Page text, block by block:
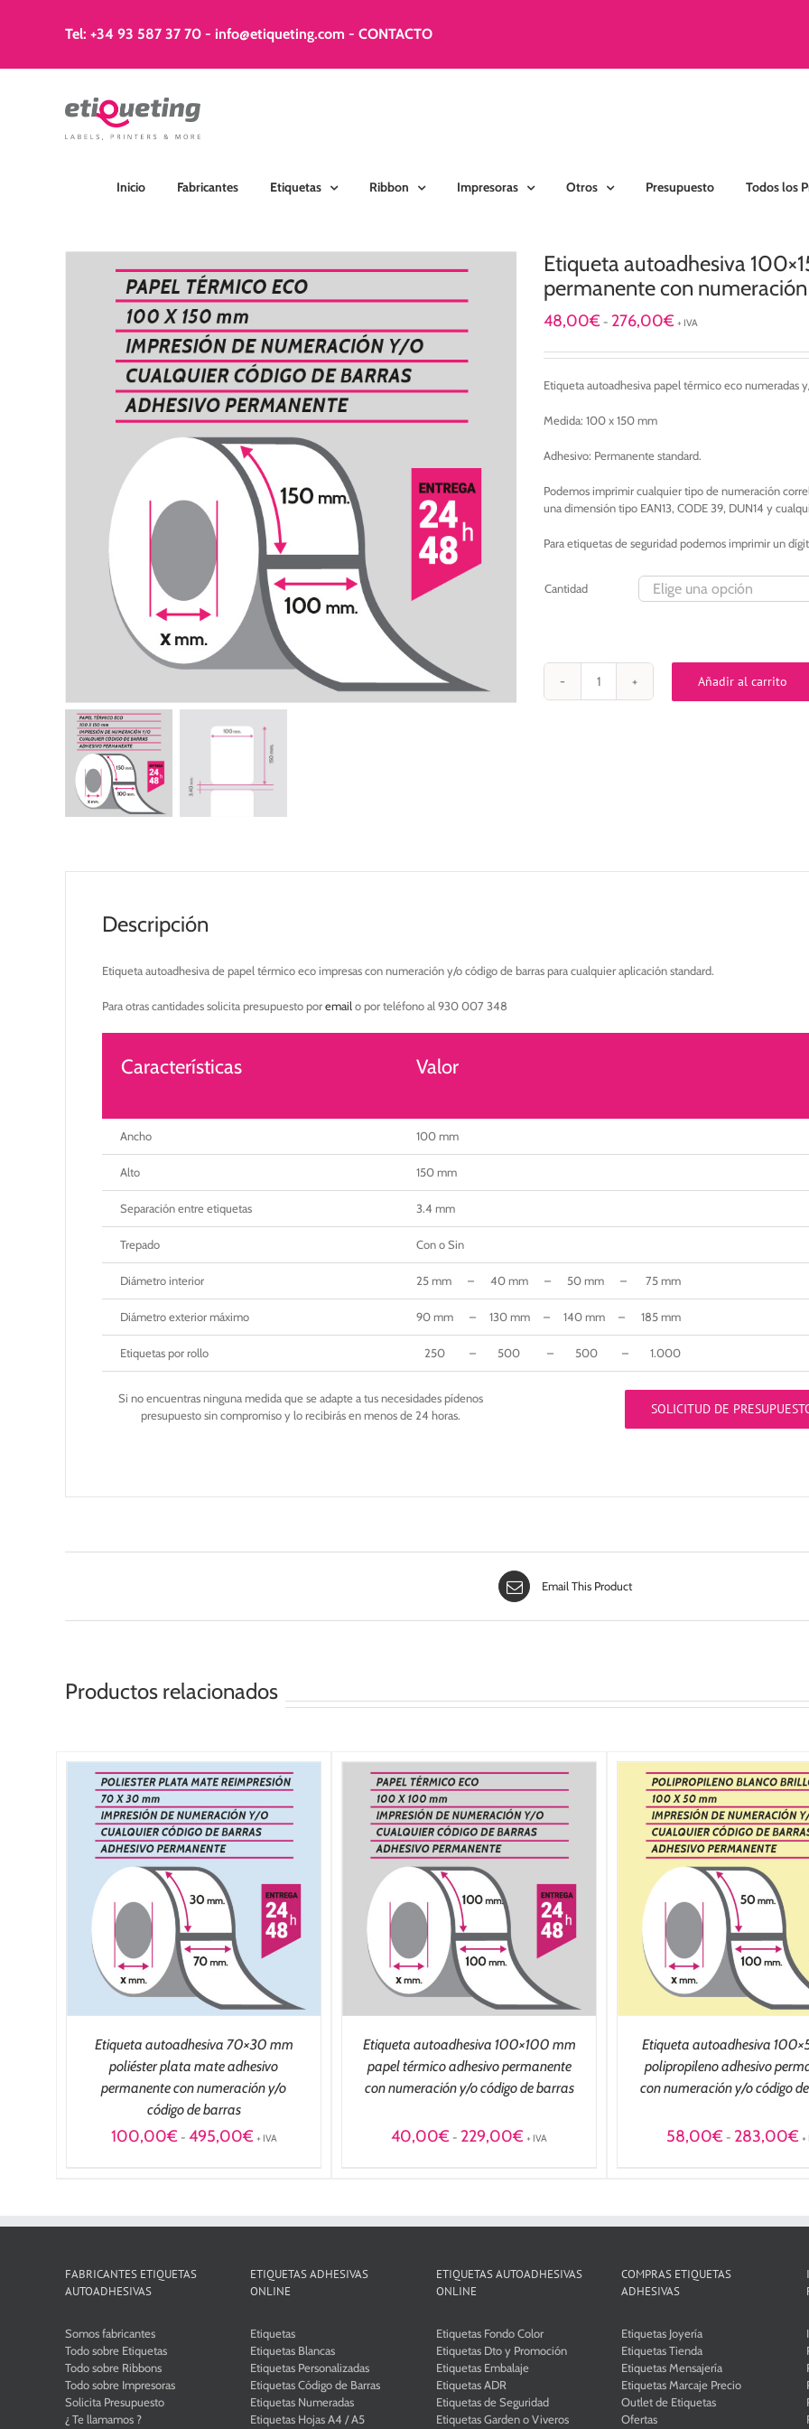
Tel: +34 93 587 37 70 - info@etiqueting.com - CONTACTO
Inicio Fabricantes Etiquetas Ribbon Impresoras Otros Presupuesto Todos los
Etiqueta autoadhesiva
permanente con
48,00€ - 276,00€Rango
precios:
48,00€
+ IVA
Etiqueta autoadhesiva papel térmico eco numeradas
Medida: 100 x 150 mm
Adhesivo: Permanente standard.
Podemos imprimir cualquier tipo de numeración
una dimensión tipo EAN13, CODE 39, DUN14 y
Para etiquetas de seguridad podemos imprimir un
Cantidad
Etiqueta
autoadhesiva
y/o
Añadir al carrito
Descripción
Etiqueta autoadhesiva de papel térmico eco impresas con numeración y/o código de barras para cualquier aplicación standard.
Para otras cantidades solicita presupuesto poremailo por teléfono al 930 007 348
Características Valor
Ancho 100 mm
Alto 150 mm
Separación entre etiquetas 3.4 mm
Trepado Con o Sin
Diámetro interior 25 mm – 40 mm – 50 mm – 75 mm
Diámetro exterior máximo 90 mm – 130 mm – 140 mm – 185 mm
Etiquetas por rollo 250 – 500 – 500 – 1.000
Si no encuentras ninguna medida que se adapte a tus necesidades pídenos
presupuesto sin compromiso y lo recibirás en menos de 24 horas.
SOLICITUD DE
Email This Product
Productos relacionados
Etiqueta autoadhesiva 70×30 mm
poliéster plata mate adhesivo
permanente con numeración y/o
código de barras
100,00€ - 495,00€Rango
+ IVA
SELECCIONAR OPCIONES
/
DETALLES
Etiqueta autoadhesiva 100×100 mm
papel térmico adhesivo permanente
con numeración y/o código de barras
40,00€ - 229,00€Rango
+ IVA
SELECCIONAR OPCIONES
/
DETALLES
Etiqueta autoadhesiva
polipropileno adhesivo
con numeración y/o código
58,00€ - 283,00€ +
SELECCIONAR
DETALLES
FABRICANTES ETIQUETAS
AUTOADHESIVAS
Somos fabricantes
Todo sobre Etiquetas
Todo sobre Ribbons
Todo sobre Impresoras
Solicita Presupuesto
¿ Te llamamos ?
ETIQUETAS ADHESIVAS
ONLINE
Etiquetas
Etiquetas Blancas
Etiquetas Personalizadas
Etiquetas Código de Barras
Etiquetas Numeradas
Etiquetas Hojas A4 / A5
ETIQUETAS AUTOADHESIVAS
ONLINE
Etiquetas Fondo Color
Etiquetas Dto y Promoción
Etiquetas Embalaje
Etiquetas ADR
Etiquetas de Seguridad
Etiquetas Garden o Viveros
COMPRAS ETIQUETAS
ADHESIVAS
Etiquetas Joyería
Etiquetas Tienda
Etiquetas Mensajería
Etiquetas Marcaje Precio
Outlet de Etiquetas
Ofertas